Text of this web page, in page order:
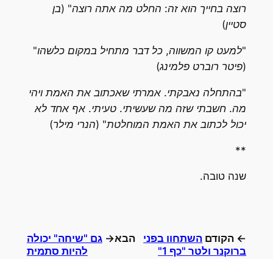
רוצה בחייך הוא זה: החלט מה אתה רוצה" (בן
סטיין)
"למעט קו המשווה, כל דבר מתחיל במקום כלשהו"
(פיטר רוברט פלמינג)
"בהתחלה נאבקתי. אמרתי שאכתוב את האמת ויהי
מה. חשבתי שזה מה שעשיתי. טעיתי. אף אחד לא
יכול לכתוב את האמת המוחלטת" (הנרי מילר)
**
שנה טובה.
← הקודם השתחוו בפני
ברוקנר ולטר "כף 1"
הבא→ גם "שיחה" יכולה
להיות סתמית